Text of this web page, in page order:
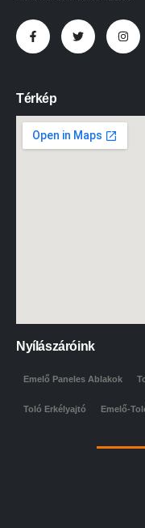
Térkép
Nyílászáróink
Emelő Paneles Ablakok
Toló Erkélyajtó Emelő-